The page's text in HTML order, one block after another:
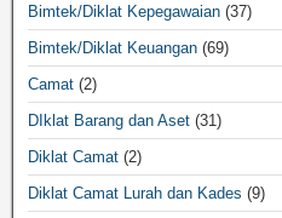
Bimtek/Diklat Kepegawaian (37)
Bimtek/Diklat Keuangan (69)
Camat (2)
DIklat Barang dan Aset (31)
Diklat Camat (2)
Diklat Camat Lurah dan Kades (9)